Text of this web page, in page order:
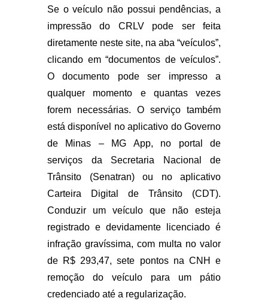
Se o veículo não possui pendências, a
impressão do CRLV pode ser feita
diretamente neste site, na aba “veículos”,
clicando em “documentos de veículos”.
O documento pode ser impresso a
qualquer momento e quantas vezes
forem necessárias. O serviço também
está disponível no aplicativo do Governo
de Minas – MG App, no portal de
serviços da Secretaria Nacional de
Trânsito (Senatran) ou no aplicativo
Carteira Digital de Trânsito (CDT).
Conduzir um veículo que não esteja
registrado e devidamente licenciado é
infração gravíssima, com multa no valor
de R$ 293,47, sete pontos na CNH e
remoção do veículo para um pátio
credenciado até a regularização.